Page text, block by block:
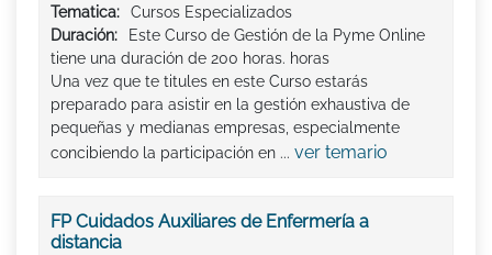
Tematica:
Cursos Especializados
Duración:
Este Curso de Gestión de la Pyme Online
tiene una duración de 200 horas. horas
Una vez que te titules en este Curso estarás
preparado para asistir en la gestión exhaustiva de
pequeñas y medianas empresas, especialmente
concibiendo la participación en ... ver temario
FP Cuidados Auxiliares de Enfermería a
distancia